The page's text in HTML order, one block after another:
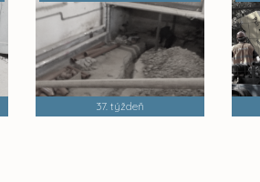
37. týždeň